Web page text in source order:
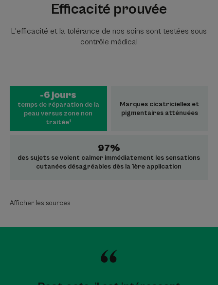
Efficacité prouvée
L'efficacité et la tolérance de nos soins sont testées sous
contrôle médical
-6 jours
temps de réparation de la
peau versus zone non
traitée¹
Marques cicatricielles et
pigmentaires atténuées
97%
des sujets se voient calmer immédiatement les sensations
cutanées désagréables dès la 1ère application
Afficher les sources